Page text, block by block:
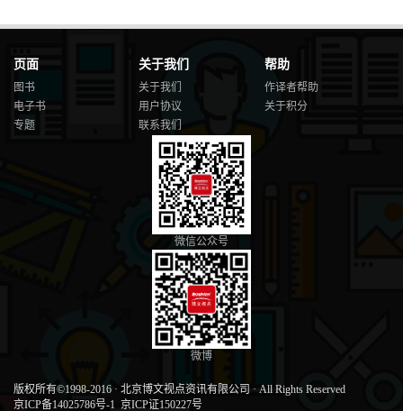
页面
图书
电子书
专题
关于我们
关于我们
用户协议
联系我们
帮助
作译者帮助
关于积分
微信公众号
微博
版权所有©1998-2016 · 北京博文视点资讯有限公司 · All Rights Reserved
京ICP备14025786号-1 京ICP证150227号